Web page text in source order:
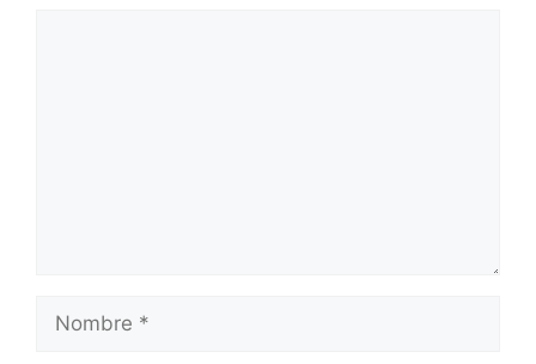
Nombre